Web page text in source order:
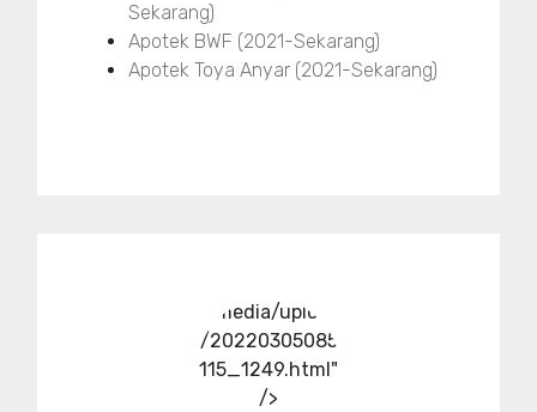
Sekarang)
Apotek BWF (2021-Sekarang)
Apotek Toya Anyar (2021-Sekarang)
../media/upload
/20220305085
115_1249.html"
/>